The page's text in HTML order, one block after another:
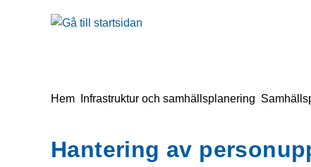
Gå till innehåll
till sidomeny
Du är här:
Hem Infrastruktur och samhällsplanering
Hantering av